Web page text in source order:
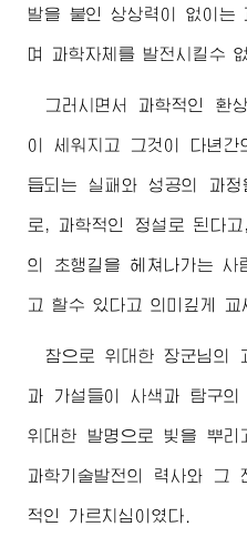
발을 붙인 상상력이 없이는
며 과학자체를 발전시킬수
그러시면서 과학적인 환
이 세워지고 그것이 다년
듭되는 실패와 성공의 과
로, 과학적인 정설로 된다
의 초행길을 헤쳐나가는 사
고 할수 있다고 의미깊게 교
참으로 위대한 장군님의
과 가설들이 사색과 탐구
위대한 발명으로 빛을 뿌리
과학기술발전의 력사와 그
적인 가르치심이였다.